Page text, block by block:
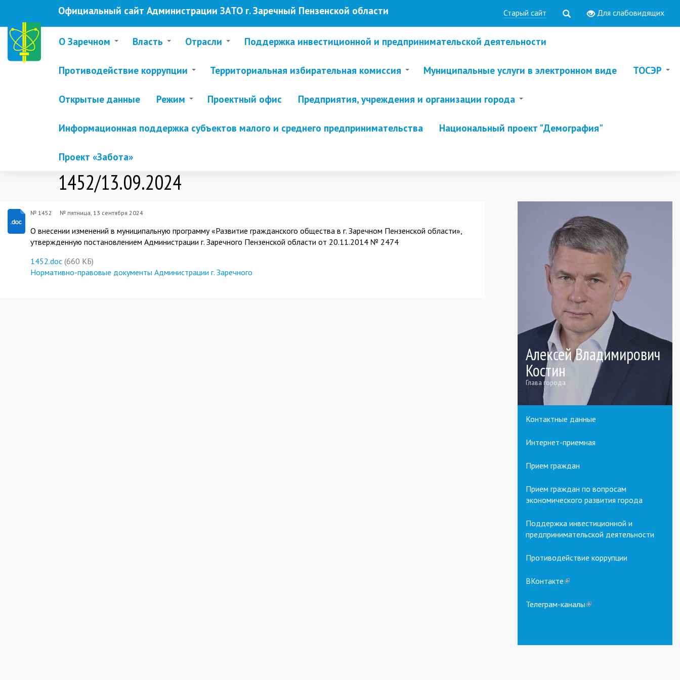
основному
содержанию
Официальный сайт Администрации ЗАТО г. Заречный Пензенской области Старый сайт Для слабовидящих
О Заречном Власть Отрасли Поддержка инвестиционной и предпринимательской деятельности
Противодействие коррупции Территориальная избирательная комиссия Муниципальные услуги в электронном виде ТОСЭР
Открытые данные Режим Проектный офис Предприятия, учреждения и организации города
Информационная поддержка субъектов малого и среднего предпринимательства Национальный проект "Демография"
Проект «Забота»
1452/13.09.2024
№ 1452 № пятница, 13 сентября 2024
О внесении изменений в муниципальную программу «Развитие гражданского общества в г. Заречном Пензенской области»,
утвержденную постановлением Администрации г. Заречного Пензенской области от 20.11.2014 № 2474
1452.doc (660 КБ)
Нормативно-правовые документы Администрации г. Заречного
Алексей Владимирович
Костин
Глава города
Контактные данные
Интернет-приемная
Прием граждан
Прием граждан по вопросам
экономического развития города
Поддержка инвестиционной и
предпринимательской деятельности
Противодействие коррупции
ВКонтакте(link
external)
Телеграм-каналы(link